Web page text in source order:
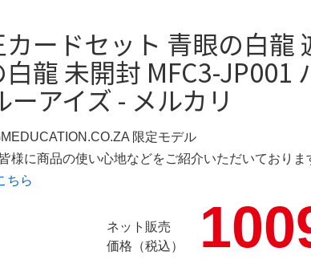
ードセット 青眼の白龍
龍 未開封 MFC3-JP001
ーアイズ - メルカリ
限定モデル
様に商品の使い心地などをご紹介いただいておりま
ちら
ネット販売
価格（税込）